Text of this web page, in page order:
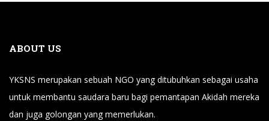
ABOUT US
YKSNS merupakan sebuah NGO yang ditubuhkan sebagai usaha
untuk membantu saudara baru bagi pemantapan Akidah mereka
dan juga golongan yang memerlukan.